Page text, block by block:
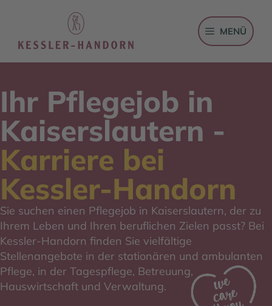
springen
MENÜ
Ihr Pflegejob in
Kaiserslautern -
Karriere bei
Kessler-Handorn
Sie suchen einen Pflegejob in Kaiserslautern, der zu
Ihrem Leben und Ihren beruflichen Zielen passt? Bei
Kessler-Handorn finden Sie vielfältige
Stellenangebote in der stationären und ambulanten
Pflege, in der Tagespflege, Betreuung,
Hauswirtschaft und Verwaltung.